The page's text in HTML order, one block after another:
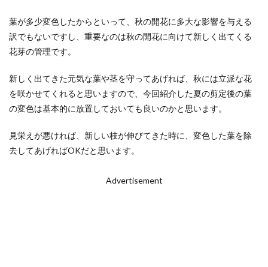
葉が多少変色したからといって、秋の開花に多大な影響を与える
訳でもないですし、重要なのは秋の開花に向けて新しく出てくる
花芽の管理です。
新しく出てきた元気な葉や茎を守ってあげれば、秋には立派な花
を咲かせてくれると思いますので、今回紹介した夏の剪定後の葉
の変色は基本的に放置しておいても良いのかと思います。
見栄えが悪ければ、新しい枝が伸びてきた時に、変色した葉を除
去してあげればOKだと思います。
Advertisement